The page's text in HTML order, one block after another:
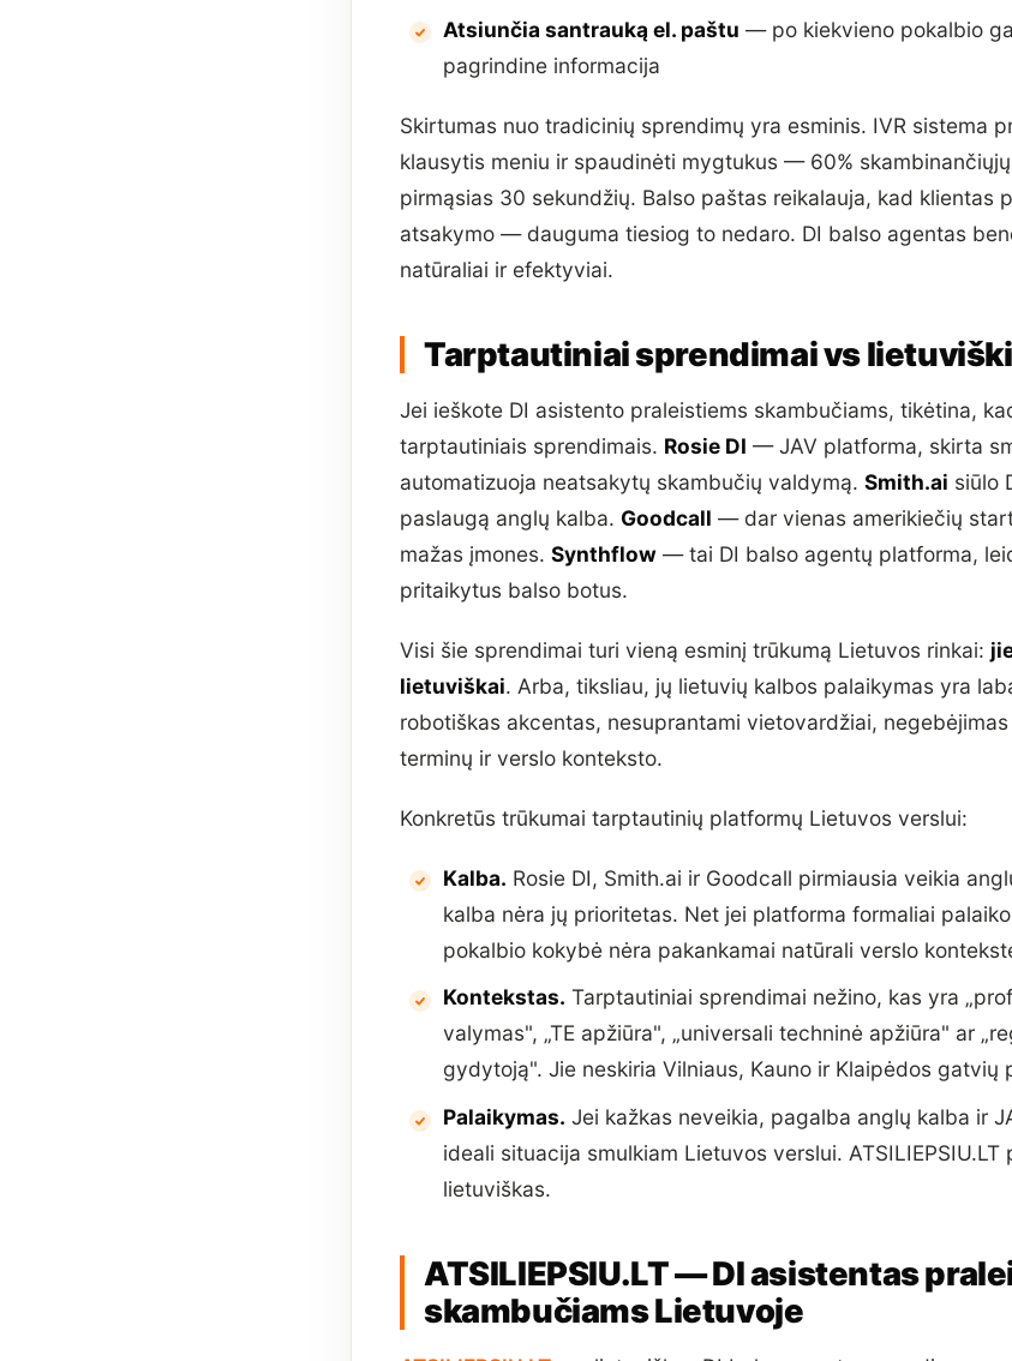
Atsiunčia santrauką el. paštu — po kiekvieno pokalbio
pagrindine informacija
Skirtumas nuo tradicinių sprendimų yra esminis. IVR sistema
klausytis meniu ir spaudinėti mygtukus — 60%
pirmąsias 30 sekundžių. Balso paštas reikalauja, kad klientas
atsakymo — dauguma tiesiog to nedaro. DI balso agentas
natūraliai ir efektyviai.
Tarptautiniai sprendimai vs lietuviški
Jei ieškote DI asistento praleistiems skambučiams, tikėtina,
tarptautiniais sprendimais. Rosie DI — JAV platforma, skirta
automatizuoja neatsakytų skambučių valdymą. Smith.ai siūlo
paslaugą anglų kalba. Goodcall — dar vienas amerikiečių
mažas įmones. Synthflow — tai DI balso agentų platforma,
pritaikytus balso botus.
Visi šie sprendimai turi vieną esminį trūkumą Lietuvos rinkai:
lietuviškai. Arba, tiksliau, jų lietuvių kalbos palaikymas yra
robotiškas akcentas, nesuprantami vietovardžiai,
terminų ir verslo konteksto.
Konkretūs trūkumai tarptautinių platformų Lietuvos verslui:
Kalba. Rosie DI, Smith.ai ir Goodcall pirmiausia veikia
kalba nėra jų prioritetas. Net jei platforma formaliai
pokalbio kokybė nėra pakankamai natūrali verslo
Kontekstas. Tarptautiniai sprendimai nežino, kas yra
valymas", „TE apžiūra", „universali techninė apžiūra" ar
gydytoją". Jie neskiria Vilniaus, Kauno ir Klaipėdos gatvių
Palaikymas. Jei kažkas neveikia, pagalba anglų kalba ir
ideali situacija smulkiam Lietuvos verslui.
lietuviškas.
ATSILIEPSIU.LT — DI asistentas
skambučiams Lietuvoje